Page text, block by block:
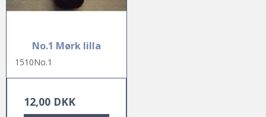
No.1 Mørk lilla
1510No.1
12,00 DKK